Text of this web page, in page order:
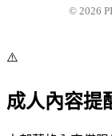
© 2026
⚠️
成人內容提